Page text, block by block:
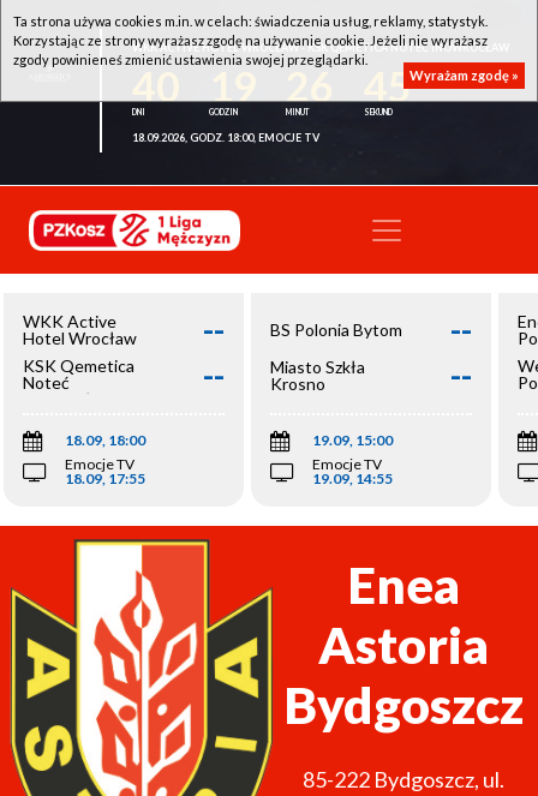
WKK ACTIVE HOTEL WROCŁAW - KSK QEMETICA NOTEĆ INOWROCŁAW
44
18.09.2026, GODZ. 18:00, EMOCJE TV
WKK Active
Hotel Wrocław
--
KSK Qemetica
Noteć
Inowrocław
--
18.09, 18:00
Emocje TV
18.09, 17:55
BS Polonia Bytom --
Miasto Szkła
Krosno
--
19.09, 15:00
Emocje TV
19.09, 14:55
Enea
Astoria
Bydgoszcz
85-222 Bydgoszcz, ul.
Ta strona używa cookies m.in. w celach: świadczenia usług, reklamy, statystyk.
Korzystając ze strony wyrażasz zgodę na używanie cookie. Jeżeli nie wyrażasz
zgody powinieneś zmienić ustawienia swojej przeglądarki.
Wyrażam zgodę »